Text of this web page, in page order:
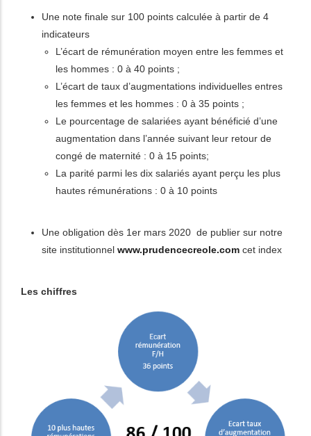
Une note finale sur 100 points calculée à partir de 4
indicateurs
L’écart de rémunération moyen entre les femmes et
les hommes : 0 à 40 points ;
L’écart de taux d’augmentations individuelles entres
les femmes et les hommes : 0 à 35 points ;
Le pourcentage de salariées ayant bénéficié d’une
augmentation dans l’année suivant leur retour de
congé de maternité : 0 à 15 points;
La parité parmi les dix salariés ayant perçu les plus
hautes rémunérations : 0 à 10 points
Une obligation dès 1er mars 2020 de publier sur notre
site institutionnel www.prudencecreole.com cet index
Les chiffres